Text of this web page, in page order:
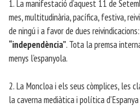
1. La manifestació d’aquest 11 de
mes, multitudinària, pacífica, festiva,
de ningú i a favor de dues reivindicacions:
“independència”. Tota la premsa
menys l’espanyola.
2. La Moncloa i els seus còmplices, les
la caverna mediàtica i política